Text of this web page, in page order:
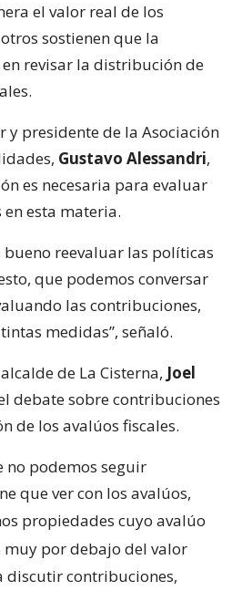
el valor real de los
sostienen que la
revisar la distribución de
y presidente de la Asociación
Gustavo Alessandri,
es necesaria para evaluar
esta materia.
bueno reevaluar las políticas
que podemos conversar
las contribuciones,
medidas”, señaló.
de La Cisterna, Joel
debate sobre contribuciones
de los avalúos fiscales.
no podemos seguir
que ver con los avalúos,
propiedades cuyo avalúo
muy por debajo del valor
discutir contribuciones,